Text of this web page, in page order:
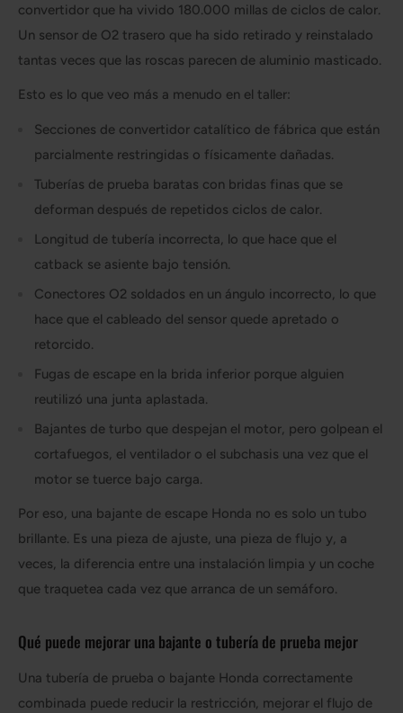
convertidor que ha vivido 180.000 millas de ciclos de calor.
Un sensor de O2 trasero que ha sido retirado y reinstalado
tantas veces que las roscas parecen de aluminio masticado.
Esto es lo que veo más a menudo en el taller:
Secciones de convertidor catalítico de fábrica que están
parcialmente restringidas o físicamente dañadas.
Tuberías de prueba baratas con bridas finas que se
deforman después de repetidos ciclos de calor.
Longitud de tubería incorrecta, lo que hace que el
catback se asiente bajo tensión.
Conectores O2 soldados en un ángulo incorrecto, lo que
hace que el cableado del sensor quede apretado o
retorcido.
Fugas de escape en la brida inferior porque alguien
reutilizó una junta aplastada.
Bajantes de turbo que despejan el motor, pero golpean el
cortafuegos, el ventilador o el subchasis una vez que el
motor se tuerce bajo carga.
Por eso, una bajante de escape Honda no es solo un tubo
brillante. Es una pieza de ajuste, una pieza de flujo y, a
veces, la diferencia entre una instalación limpia y un coche
que traquetea cada vez que arranca de un semáforo.
Qué puede mejorar una bajante o tubería de prueba mejor
Una tubería de prueba o bajante Honda correctamente
combinada puede reducir la restricción, mejorar el flujo de